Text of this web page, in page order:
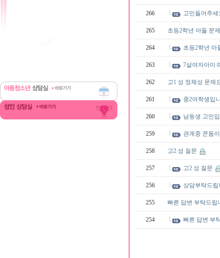
266 고민들어주
265 초등2학년 아들 문
264 초등2학년 아
263 7살여자아이
262 고1 성 정체성 문제
261 중2여학생입
260 남동생 고민
259 관계중 콘돔
258 고2 성 질문
257 고2 성 질문
256 상담부탁드
255 빠른 답변 부탁드립
254 빠른 답변 부